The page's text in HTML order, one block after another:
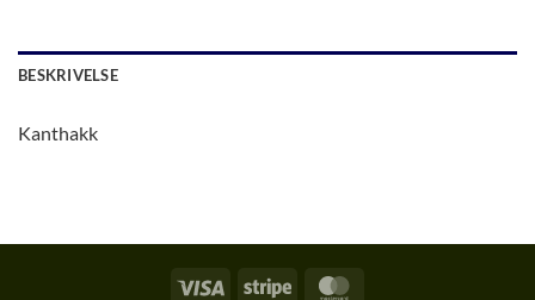
BESKRIVELSE
Kanthakk
Visa Stripe